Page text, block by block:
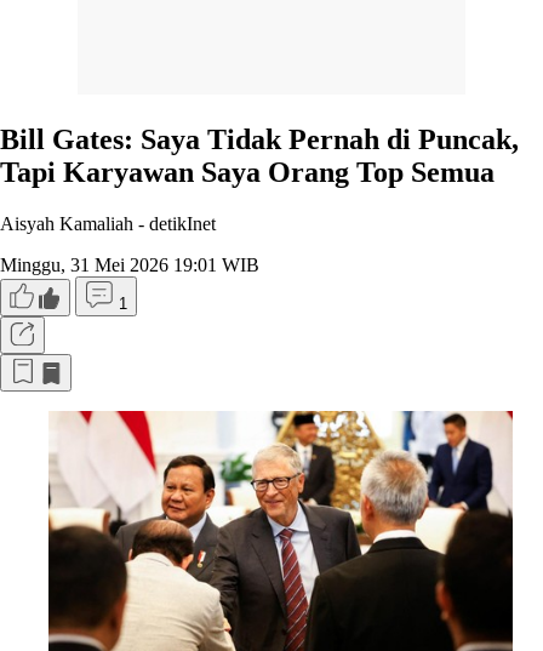
Bill Gates: Saya Tidak Pernah di Puncak,
Tapi Karyawan Saya Orang Top Semua
Aisyah Kamaliah - detikInet
Minggu, 31 Mei 2026 19:01 WIB
1